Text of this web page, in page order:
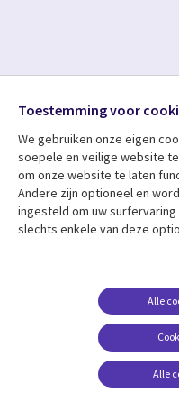
Bekijk meer
Library
Artikelen
Evenementen
Media
NETHERLANDS
Toestemming voor
We gebruiken onze eigen
soepele en veilige website
om onze website te laten
Andere zijn optioneel en
ingesteld om uw
slechts enkele van deze
Alle
Alle